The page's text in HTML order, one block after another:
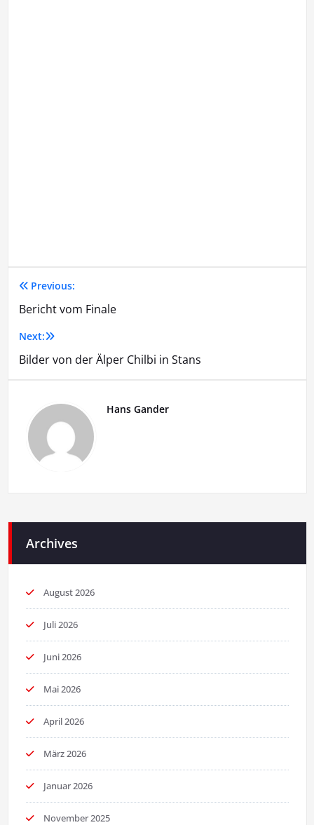
Beitragsnavigation
Previous:
Bericht vom Finale
Next:
Bilder von der Älper Chilbi in Stans
Hans Gander
Archives
August 2026
Juli 2026
Juni 2026
Mai 2026
April 2026
März 2026
Januar 2026
November 2025